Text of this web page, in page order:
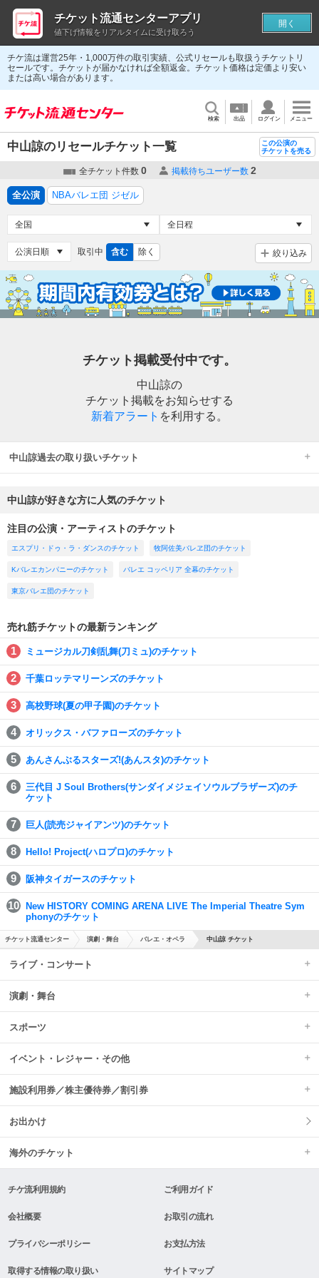
チケ流は運営25年・1,000万件の取引実績、公式リセールも取扱うチケットリ
セールです。チケットが届かなければ全額返金。チケット価格は定価より安い
または高い場合があります。
検索 出品 ログイン メニュー
中山諒のリセールチケット一覧
この公演の
チケットを売る
全チケット件数 0 掲載待ちユーザー数 2
全公演 NBAバレエ団 ジゼル
取引中 含む 除く 絞り込み
チケット掲載受付中です。
中山諒の
チケット掲載をお知らせする
新着アラート を利用する。
中山諒過去の取り扱いチケット
中山諒が好きな方に人気のチケット
注目の公演・アーティストのチケット
エスプリ・ドゥ・ラ・ダンスのチケット 牧阿佐美バレヱ団のチケット
Kバレエカンパニーのチケット バレエ コッペリア 全幕のチケット
東京バレエ団のチケット
売れ筋チケットの最新ランキング
ミュージカル刀剣乱舞(刀ミュ)のチケット
千葉ロッテマリーンズのチケット
高校野球(夏の甲子園)のチケット
オリックス・バファローズのチケット
あんさんぶるスターズ!(あんスタ)のチケット
三代目 J Soul Brothers(サンダイメジェイソウルブラザーズ)のチ
ケット
巨人(読売ジャイアンツ)のチケット
Hello! Project(ハロプロ)のチケット
阪神タイガースのチケット
New HISTORY COMING ARENA LIVE The Imperial Theatre Sym
phonyのチケット
チケット流通センター 演劇・舞台 バレエ・オペラ 中山諒 チケット
ライブ・コンサート
演劇・舞台
スポーツ
イベント・レジャー・その他
施設利用券／株主優待券／割引券
お出かけ
海外のチケット
チケ流利用規約 ご利用ガイド
会社概要 お取引の流れ
プライバシーポリシー お支払方法
取得する情報の取り扱い サイトマップ
チケット流通センターアプリ
値下げ情報をリアルタイムに受け取ろう
開く